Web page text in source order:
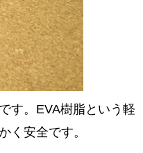
す。EVA樹脂という軽
く安全です。